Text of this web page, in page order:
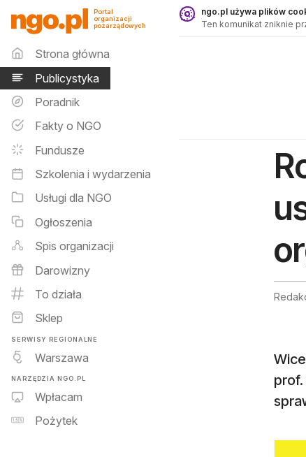
Publicystyka - ngo.pl
Portal
organizacji
pozarządowych
Menu główne
Strona główna
Publicystyka
Poradnik
Fakty o NGO
Fundusze
Szkolenia i wydarzenia
Usługi dla NGO
Ogłoszenia
Spis organizacji
Darowizny
To działa
Sklep
SERWISY REGIONALNE
Warszawa
NARZĘDZIA NGO.PL
Wpłacam
Pożytek
ngo.pl używa plików
Ten komunikat zniknie
prof.